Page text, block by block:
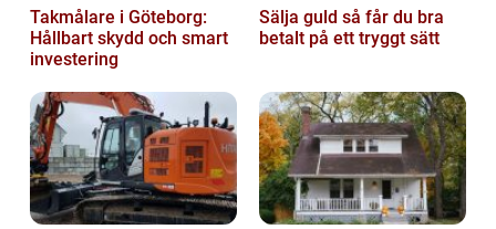
Takmålare i Göteborg:
Hållbart skydd och smart
investering
Sälja guld så får du bra
betalt på ett tryggt sätt